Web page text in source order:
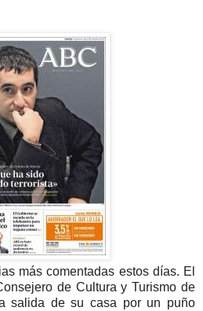
más comentadas estos días. El
de Cultura y Turismo de
salida de su casa por un puño